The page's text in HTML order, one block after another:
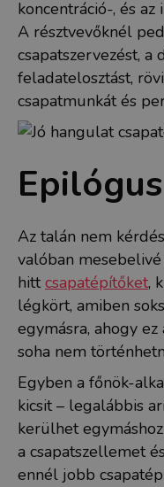
koncentráció-, és az
A résztvevőknél
csapatszervezést, a
feladatelosztást,
csapatmunkát és
Epilógus
Az talán nem
valóban
hittcsapatépítőket,
légkört, amiben
egymásra, ahogy
soha nem
Egyben a főnök-
kicsit – legalábbis
kerülhet
a csapatszellemet
ennél jobb